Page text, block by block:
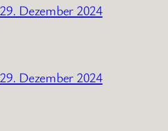
29. Dezember 2024
29. Dezember 2024